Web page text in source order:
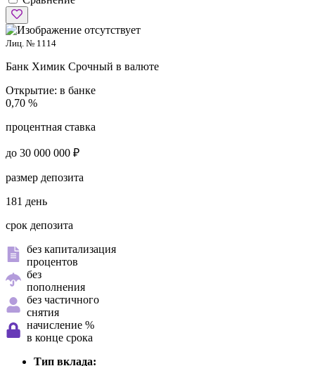
Лиц. № 1114
Банк Химик Срочный в валюте
Открытие: в банке
0,70 %
процентная ставка
до 30 000 000 ₽
размер депозита
181 день
срок депозита
без капитализация
процентов
без
пополнения
без частичного
снятия
начисление %
в конце срока
Тип вклада: